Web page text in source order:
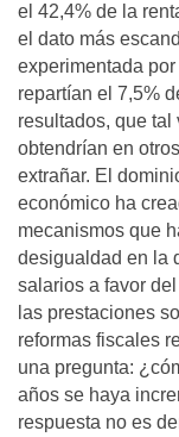
el 42,4% de la
el dato más
experimentada
repartían el 7,5%
resultados, que
obtendrían en
extrañar. El
económico ha
mecanismos que
desigualdad en la
salarios a favor
las prestaciones
reformas fiscales
una pregunta:
años se haya
respuesta no es